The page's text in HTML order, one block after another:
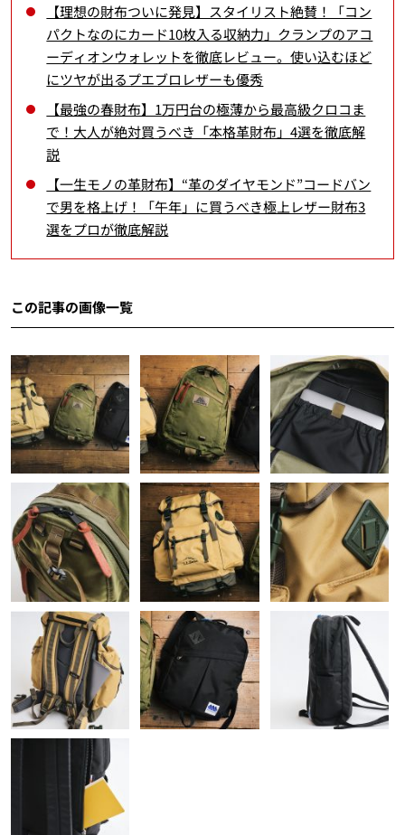
【理想の財布ついに発見】スタイリスト絶賛！「コン
パクトなのにカード10枚入る収納力」クランプのアコ
ーディオンウォレットを徹底レビュー。使い込むほど
にツヤが出るプエブロレザーも優秀
【最強の春財布】1万円台の極薄から最高級クロコま
で！大人が絶対買うべき「本格革財布」4選を徹底解
説
【一生モノの革財布】“革のダイヤモンド”コードバン
で男を格上げ！「午年」に買うべき極上レザー財布3
選をプロが徹底解説
この記事の画像一覧